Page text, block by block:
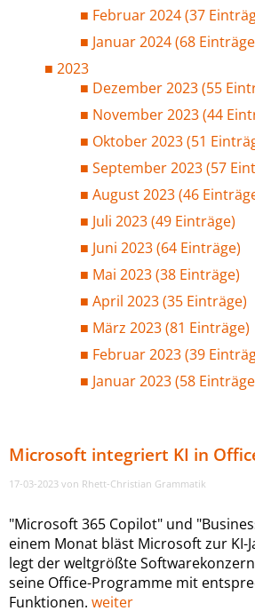
Februar 2024 (37
Januar 2024 (68
2023
Dezember 2023 (55
November 2023 (44
Oktober 2023 (51
September 2023 (57
August 2023 (46
Juli 2023 (49 Einträge)
Juni 2023 (64 Einträge)
Mai 2023 (38 Einträge)
April 2023 (35 Einträge)
März 2023 (81 Einträge)
Februar 2023 (39
Januar 2023 (58
Microsoft integriert KI in
17-03-2023 von Rhett-Christian Grammatik
"Microsoft 365 Copilot" und
einem Monat bläst Microsoft zur KI-
legt der weltgrößte
seine Office-Programme mit
Funktionen. weiter